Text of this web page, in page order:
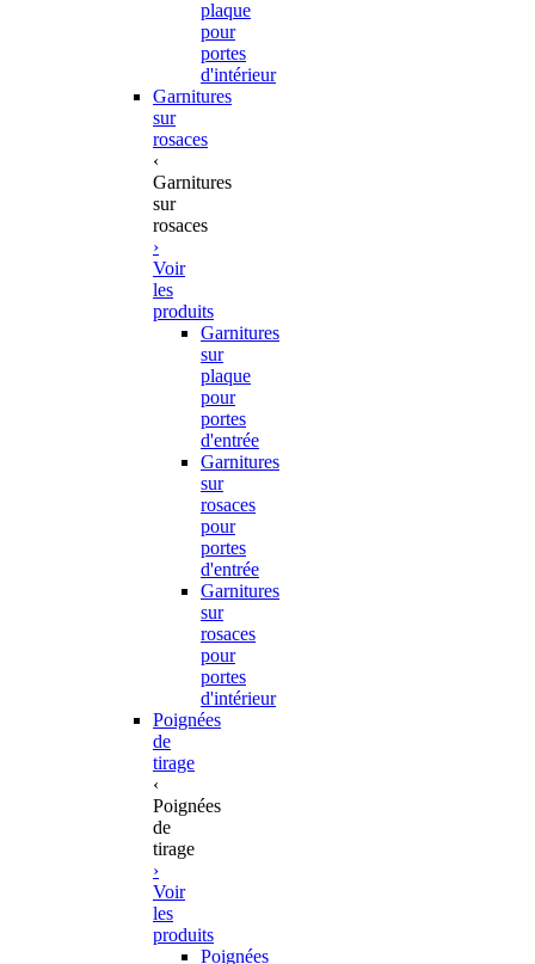
plaque
pour
portes
d'intérieur
Garnitures
sur
rosaces
‹
Garnitures
sur
rosaces
›
Voir
les
produits
Garnitures
sur
plaque
pour
portes
d'entrée
Garnitures
sur
rosaces
pour
portes
d'entrée
Garnitures
sur
rosaces
pour
portes
d'intérieur
Poignées
de
tirage
‹
Poignées
de
tirage
›
Voir
les
produits
Poignées